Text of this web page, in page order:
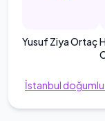
Yusuf Ziya Ortaç
İstanbul doğumlu